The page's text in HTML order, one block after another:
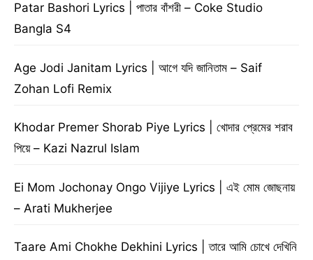
Patar Bashori Lyrics | পাতার বাঁশরী – Coke Studio
Bangla S4
Age Jodi Janitam Lyrics | আগে যদি জানিতাম – Saif
Zohan Lofi Remix
Khodar Premer Shorab Piye Lyrics | খোদার প্রেমের শরাব
পিয়ে – Kazi Nazrul Islam
Ei Mom Jochonay Ongo Vijiye Lyrics | এই মোম জোছনায়
– Arati Mukherjee
Taare Ami Chokhe Dekhini Lyrics | তারে আমি চোখে দেখিনি